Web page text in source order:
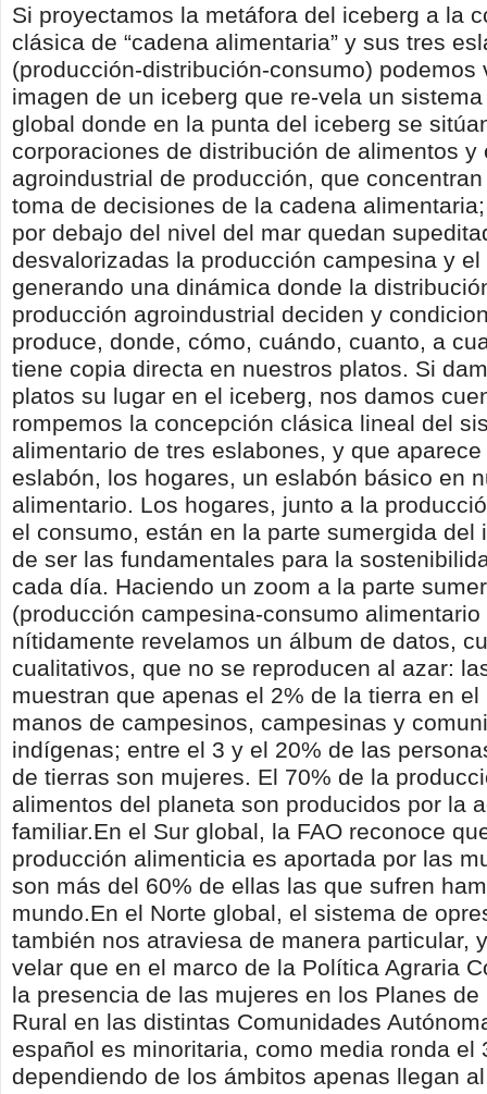
Si proyectamos la metáfora del iceberg a la
clásica de “cadena alimentaria” y sus tres
(producción-distribución-consumo) podemos
imagen de un iceberg que re-vela un
global donde en la punta del iceberg se
corporaciones de distribución de alimentos y
agroindustrial de producción, que
toma de decisiones de la cadena
por debajo del nivel del mar quedan
desvalorizadas la producción campesina y el
generando una dinámica donde la
producción agroindustrial deciden y
produce, donde, cómo, cuándo, cuanto, a
tiene copia directa en nuestros platos. Si
platos su lugar en el iceberg, nos damos
rompemos la concepción clásica lineal del
alimentario de tres eslabones, y que
eslabón, los hogares, un eslabón básico en
alimentario. Los hogares, junto a la
el consumo, están en la parte sumergida del
de ser las fundamentales para la
cada día. Haciendo un zoom a la parte
(producción campesina-consumo
nítidamente revelamos un álbum de datos,
cualitativos, que no se reproducen al azar:
muestran que apenas el 2% de la tierra en
manos de campesinos, campesinas y
indígenas; entre el 3 y el 20% de las
de tierras son mujeres. El 70% de la
alimentos del planeta son producidos por la
familiar.En el Sur global, la FAO reconoce
producción alimenticia es aportada por las
son más del 60% de ellas las que sufren
mundo.En el Norte global, el sistema de
también nos atraviesa de manera particular,
velar que en el marco de la Política Agraria
la presencia de las mujeres en los Planes de
Rural en las distintas Comunidades
español es minoritaria, como media ronda el
dependiendo de los ámbitos apenas llegan